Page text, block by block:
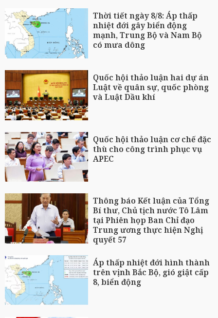
Thời tiết ngày 8/8: Áp thấp
nhiệt đới gây biển động
mạnh, Trung Bộ và Nam Bộ
có mưa dông
Quốc hội thảo luận hai dự án
Luật về quân sự, quốc phòng
và Luật Dầu khí
Quốc hội thảo luận cơ chế đặc
thù cho công trình phục vụ
APEC
Thông báo Kết luận của Tổng
Bí thư, Chủ tịch nước Tô Lâm
tại Phiên họp Ban Chỉ đạo
Trung ương thực hiện Nghị
quyết 57
Áp thấp nhiệt đới hình thành
trên vịnh Bắc Bộ, gió giật cấp
8, biển động